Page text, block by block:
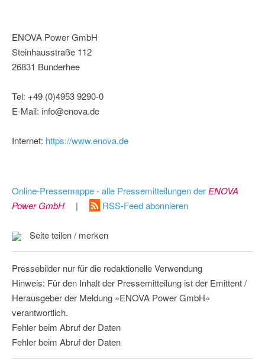
ENOVA Power GmbH
Steinhausstraße 112
26831 Bunderhee
Tel: +49 (0)4953 9290-0
E-Mail: info@enova.de
Internet: https://www.enova.de
Online-Pressemappe - alle Pressemitteilungen derENOVA
Power GmbH
| RSS-Feed abonnieren
Seite teilen / merken
Pressebilder nur für die redaktionelle Verwendung
Hinweis: Für den Inhalt der Pressemitteilung ist der Emittent /
Herausgeber der Meldung »ENOVA Power GmbH«
verantwortlich.
Fehler beim Abruf der Daten
Fehler beim Abruf der Daten